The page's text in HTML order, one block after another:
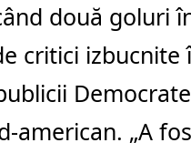
două goluri
critici
american. „A